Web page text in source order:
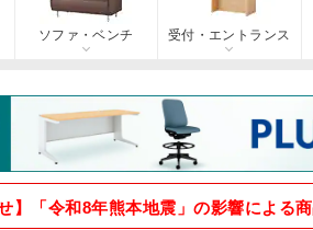
ソファ・ベンチ 受付・エントランス
】「令和8年熊本地震」の影響による